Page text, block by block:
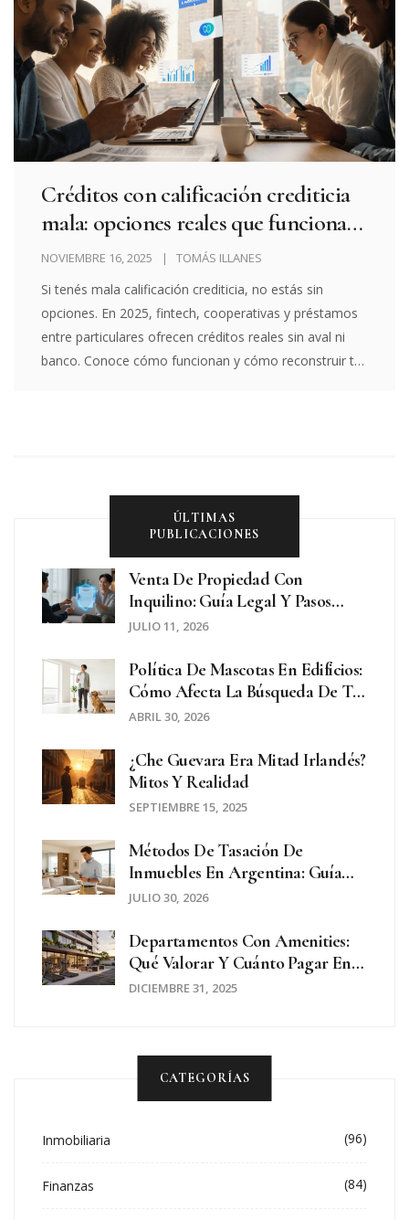
Créditos con calificación crediticia
mala: opciones reales que funcionan
en 2025
NOVIEMBRE 16, 2025 TOMÁS ILLANES
Si tenés mala calificación crediticia, no estás sin
opciones. En 2025, fintech, cooperativas y préstamos
entre particulares ofrecen créditos reales sin aval ni
banco. Conoce cómo funcionan y cómo reconstruir tu
ÚLTIMAS
PUBLICACIONES
Venta De Propiedad Con
Inquilino: Guía Legal Y Pasos
Prácticos
JULIO 11, 2026
Política De Mascotas En Edificios:
Cómo Afecta La Búsqueda De Tu
Próximo Hogar
ABRIL 30, 2026
¿Che Guevara Era Mitad Irlandés?
Mitos Y Realidad
SEPTIEMBRE 15, 2025
Métodos De Tasación De
Inmuebles En Argentina: Guía
Práctica Para Vender, Comprar O
JULIO 30, 2026
Departamentos Con Amenities:
Qué Valorar Y Cuánto Pagar En
2025
DICIEMBRE 31, 2025
CATEGORÍAS
Inmobiliaria (96)
Finanzas (84)